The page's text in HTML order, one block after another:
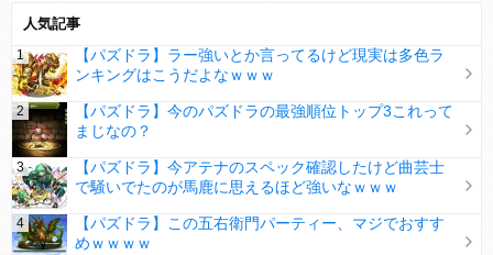
人気記事
【パズドラ】ラー強いとか言ってるけど現実は多色ラ
ンキングはこうだよなｗｗｗ
【パズドラ】今のパズドラの最強順位トップ3これって
まじなの？
【パズドラ】今アテナのスペック確認したけど曲芸士
で騒いでたのが馬鹿に思えるほど強いなｗｗｗ
【パズドラ】この五右衛門パーティー、マジでおすす
めｗｗｗｗ